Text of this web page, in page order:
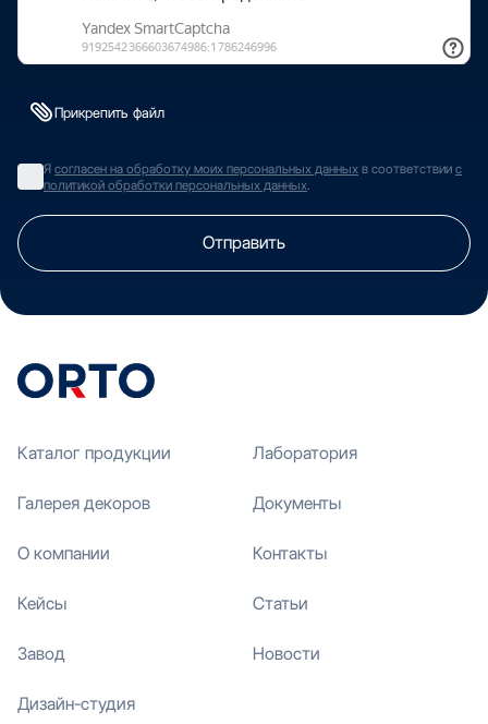
Прикрепить файл
Я согласен на обработку моих персональных данных в соответствии с
политикой обработки персональных данных.
Отправить
Каталог продукции
Галерея декоров
О компании
Кейсы
Завод
Дизайн-студия
Лаборатория
Документы
Контакты
Статьи
Новости